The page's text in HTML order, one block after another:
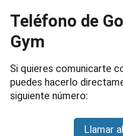
Teléfono de
Gym
Si quieres comunicarte
puedes hacerlo
siguiente número:
Llamar